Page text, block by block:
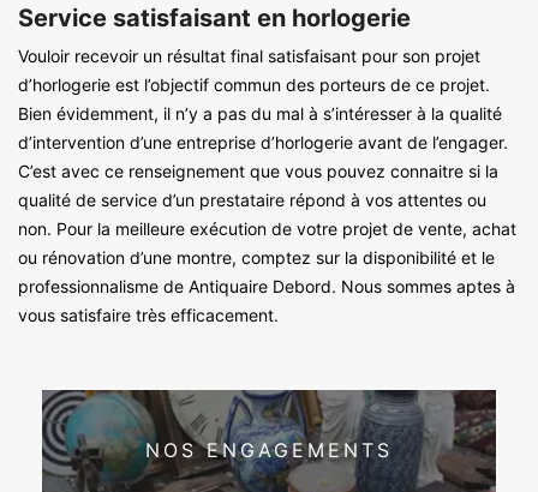
Service satisfaisant en horlogerie
Vouloir recevoir un résultat final satisfaisant pour son projet
d’horlogerie est l’objectif commun des porteurs de ce projet.
Bien évidemment, il n’y a pas du mal à s’intéresser à la qualité
d’intervention d’une entreprise d’horlogerie avant de l’engager.
C’est avec ce renseignement que vous pouvez connaitre si la
qualité de service d’un prestataire répond à vos attentes ou
non. Pour la meilleure exécution de votre projet de vente, achat
ou rénovation d’une montre, comptez sur la disponibilité et le
professionnalisme de Antiquaire Debord. Nous sommes aptes à
vous satisfaire très efficacement.
NOS ENGAGEMENTS